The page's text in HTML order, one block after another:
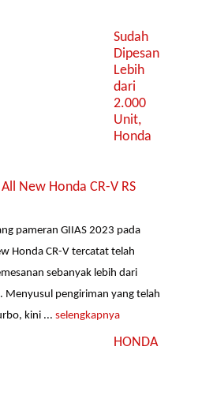
Sudah
Dipesan
Lebih
dari
2.000
Unit,
Honda
New Honda CR-V RS
pameran GIIAS 2023 pada
Honda CR-V tercatat telah
sebanyak lebih dari
Menyusul pengiriman yang telah
kini ...selengkapnya
HONDA